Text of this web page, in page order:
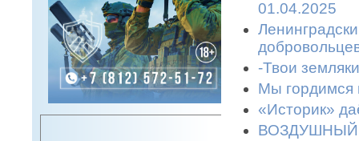
01.04.2025
-Твои
Мы гордимся
«Историк»
ВОЗДУШНЫЙ